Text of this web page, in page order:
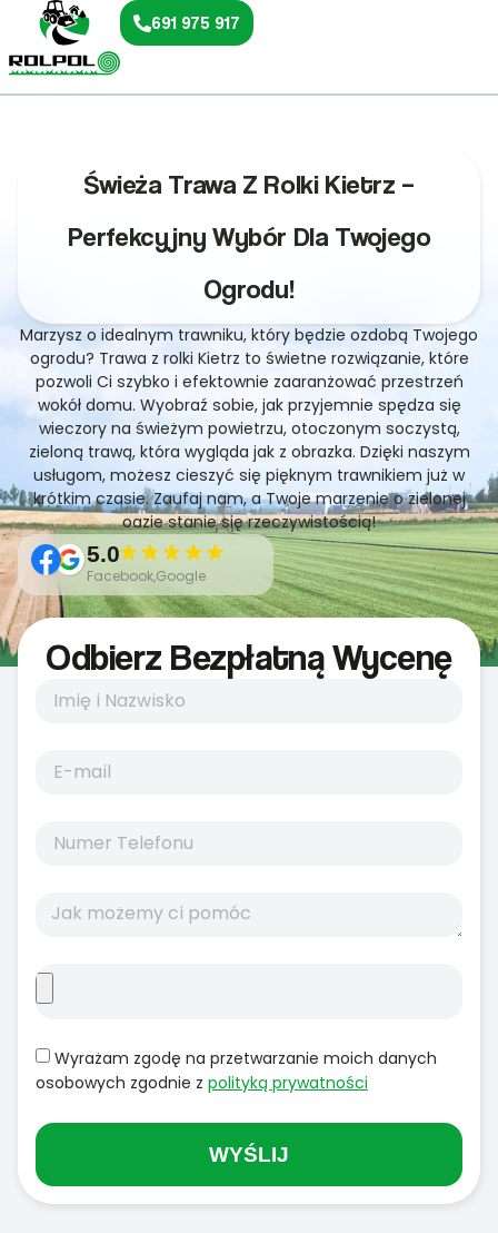
691 975 917
Świeża Trawa Z Rolki Kietrz –
Perfekcyjny Wybór Dla Twojego
Ogrodu!
Marzysz o idealnym trawniku, który będzie ozdobą Twojego
ogrodu? Trawa z rolki Kietrz to świetne rozwiązanie, które
pozwoli Ci szybko i efektownie zaaranżować przestrzeń
wokół domu. Wyobraź sobie, jak przyjemnie spędza się
wieczory na świeżym powietrzu, otoczonym soczystą,
zieloną trawą, która wygląda jak z obrazka. Dzięki naszym
usługom, możesz cieszyć się pięknym trawnikiem już w
krótkim czasie. Zaufaj nam, a Twoje marzenie o zielonej
oazie stanie się rzeczywistością!
5.0
Facebook,Google
Odbierz Bezpłatną Wycenę
Wyrażam zgodę na przetwarzanie moich danych
osobowych zgodnie z polityką prywatności
WYŚLIJ